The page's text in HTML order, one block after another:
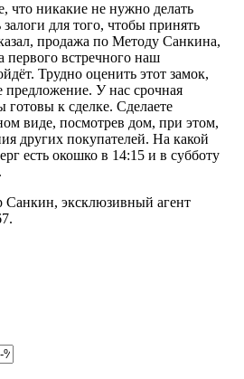
что никакие не нужно делать
для того, чтобы принять
продажа по Методу Санкина,
первого встречного наш
Трудно оценить этот замок,
предложение. У нас срочная
к сделке. Сделаете
виде, посмотрев дом, при этом,
других покупателей. На какой
есть окошко в 14:15 и в субботу
эксклюзивный агент